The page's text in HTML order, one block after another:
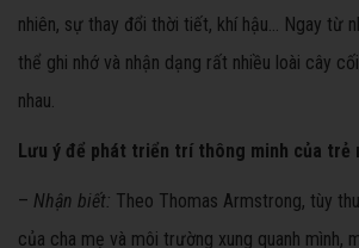
nhiên, sự thay đổi thời tiết, khí hậu… Ngay từ
thể ghi nhớ và nhận dạng rất nhiều loài cây
nhau.
Lưu ý để phát triển trí thông minh của trẻ
– Nhận biết: Theo Thomas Armstrong, tùy
của cha mẹ và môi trường xung quanh mình,